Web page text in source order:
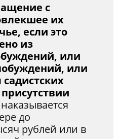
с
их
если это
из
или
или
до
рублей или в